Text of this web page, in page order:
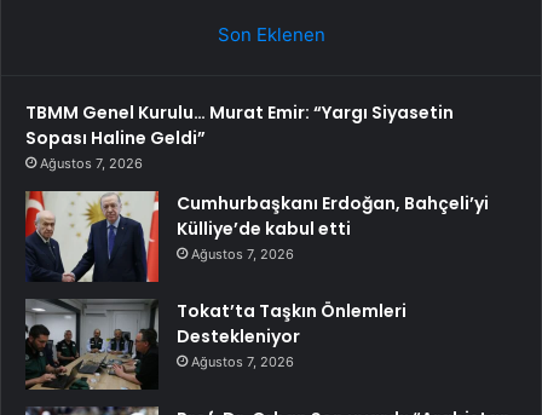
Son Eklenen
TBMM Genel Kurulu… Murat Emir: “Yargı Siyasetin
Sopası Haline Geldi”
Ağustos 7, 2026
Cumhurbaşkanı Erdoğan, Bahçeli’yi
Külliye’de kabul etti
Ağustos 7, 2026
Tokat’ta Taşkın Önlemleri
Destekleniyor
Ağustos 7, 2026